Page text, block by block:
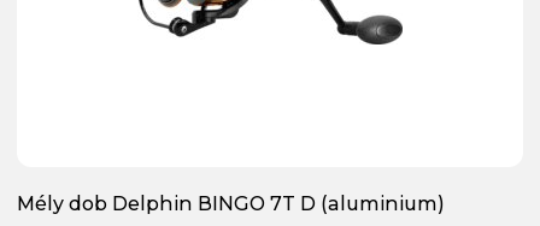
Mély dob Delphin BINGO 7T D (aluminium)